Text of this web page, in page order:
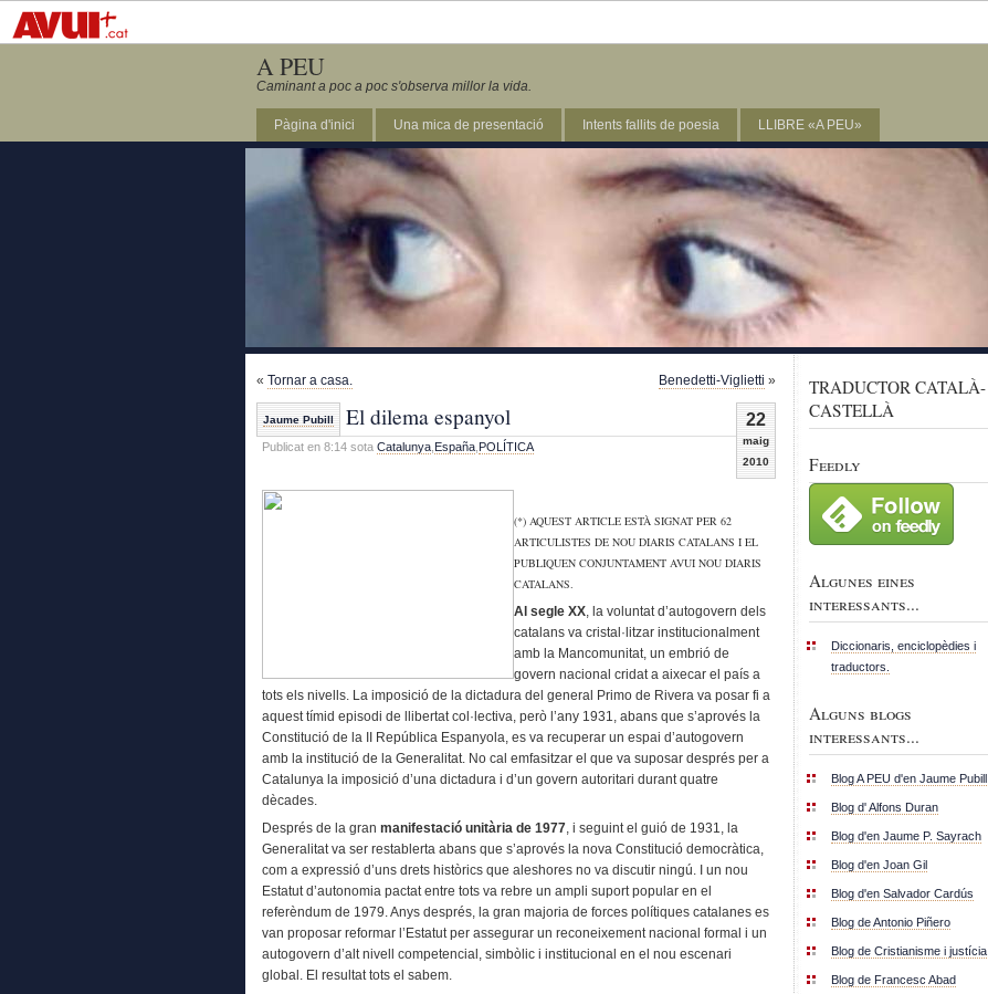
A PEU
Caminant a poc a poc s'observa millor la vida.
Pàgina d'inici Una mica de presentació Intents fallits de poesia LLIBRE «A PEU»
« Tornar a casa. Benedetti-Viglietti »
22
maig
2010
Jaume Pubill El dilema espanyol
Publicat en 8:14 sota Catalunya España POLÍTICA
(*) AQUEST ARTICLE ESTÀ SIGNAT PER 62
ARTICULISTES DE NOU DIARIS CATALANS I EL
PUBLIQUEN CONJUNTAMENT AVUI NOU DIARIS
CATALANS.
Al segle XX, la voluntat d’autogovern dels
catalans va cristal·litzar institucionalment
amb la Mancomunitat, un embrió de
govern nacional cridat a aixecar el país a
tots els nivells. La imposició de la dictadura del general Primo de Rivera va posar fi a
aquest tímid episodi de llibertat col·lectiva, però l’any 1931, abans que s’aprovés la
Constitució de la II República Espanyola, es va recuperar un espai d’autogovern
amb la institució de la Generalitat. No cal emfasitzar el que va suposar després per a
Catalunya la imposició d’una dictadura i d’un govern autoritari durant quatre
dècades.
Després de la gran manifestació unitària de 1977, i seguint el guió de 1931, la
Generalitat va ser restablerta abans que s’aprovés la nova Constitució democràtica,
com a expressió d’uns drets històrics que aleshores no va discutir ningú. I un nou
Estatut d’autonomia pactat entre tots va rebre un ampli suport popular en el
referèndum de 1979. Anys després, la gran majoria de forces polítiques catalanes es
van proposar reformar l’Estatut per assegurar un reconeixement nacional formal i un
autogovern d’alt nivell competencial, simbòlic i institucional en el nou escenari
global. El resultat tots el sabem.
TRADUCTOR CATALÀ-
CASTELLÀ
Feedly
Algunes eines
interessants...
Diccionaris, enciclopèdies i
traductors.
Alguns blogs
interessants...
Blog A PEU d'en Jaume Pubill
Blog d' Alfons Duran
Blog d'en Jaume P. Sayrach
Blog d'en Joan Gil
Blog d'en Salvador Cardús
Blog de Antonio Piñero
Blog de Cristianisme i justícia
Blog de Francesc Abad